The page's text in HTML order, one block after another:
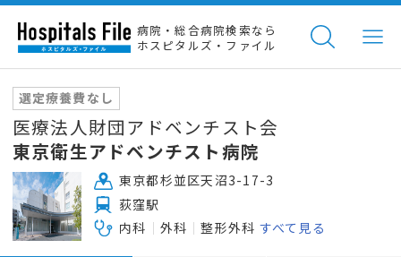
病院・総合病院検索なら
ホスピタルズ・ファイル
選定療養費なし
医療法人財団アドベンチスト会
東京衛生アドベンチスト病院
東京都杉並区天沼3-17-3
荻窪駅
内科
外科 整形外科 すべて見る